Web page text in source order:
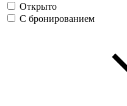
Открыто
С бронированием